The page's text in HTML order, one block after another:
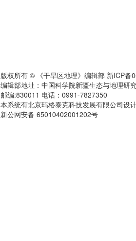
版权所有 © 《干旱区地理》编辑部 新ICP备
编辑部地址：中国科学院新疆生态与地理研
邮编:830011 电话：0991-7827350
本系统有北京玛格泰克科技发展有限公司设
新公网安备 65010402001202号